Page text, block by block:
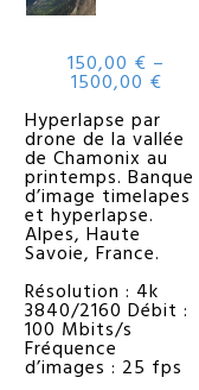
150,00 € –
1500,00 €
Hyperlapse par
drone de la vallée
de Chamonix au
printemps. Banque
d’image timelapes
et hyperlapse.
Alpes, Haute
Savoie, France.
Résolution : 4k
3840/2160 Débit :
100 Mbits/s
Fréquence
d’images : 25 fps